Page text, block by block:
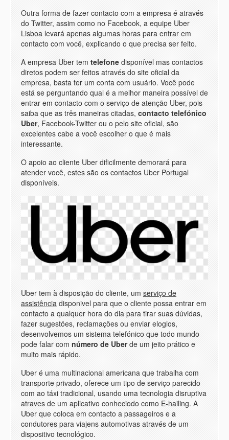
Outra forma de fazer contacto com a empresa é através
do Twitter, assim como no Facebook, a equipe Uber
Lisboa levará apenas algumas horas para entrar em
contacto com você, explicando o que precisa ser feito.
A empresa Uber tem telefone disponível mas contactos
diretos podem ser feitos através do site oficial da
empresa, basta ter um conta com usuário. Você pode
está se perguntando qual é a melhor maneira possível de
entrar em contacto com o serviço de atenção Uber, pois
saiba que as três maneiras citadas, contacto telefónico
Uber, Facebook-Twitter ou o pelo site oficial, são
excelentes cabe a você escolher o que é mais
interessante.
O apoio ao cliente Uber dificilmente demorará para
atender você, estes são os contactos Uber Portugal
disponíveis.
Uber tem à disposição do cliente, um serviço de
assistência disponivel para que o cliente possa entrar em
contacto a qualquer hora do dia para tirar suas dúvidas,
fazer sugestöes, reclamaçöes ou enviar elogios,
desenvolvemos um sistema telefónico que todo mundo
pode falar com número de Uberde um jeito prático e
muito mais rápido.
Uber é uma multinacional americana que trabalha com
transporte privado, oferece um tipo de serviço parecido
com ao táxi tradicional, usando uma tecnologia disruptiva
atraves de um aplicativo conheciodo como E-hailing. A
Uber que coloca em contacto a passageiros e a
condutores para viajens automotivas através de um
dispositivo tecnológico.